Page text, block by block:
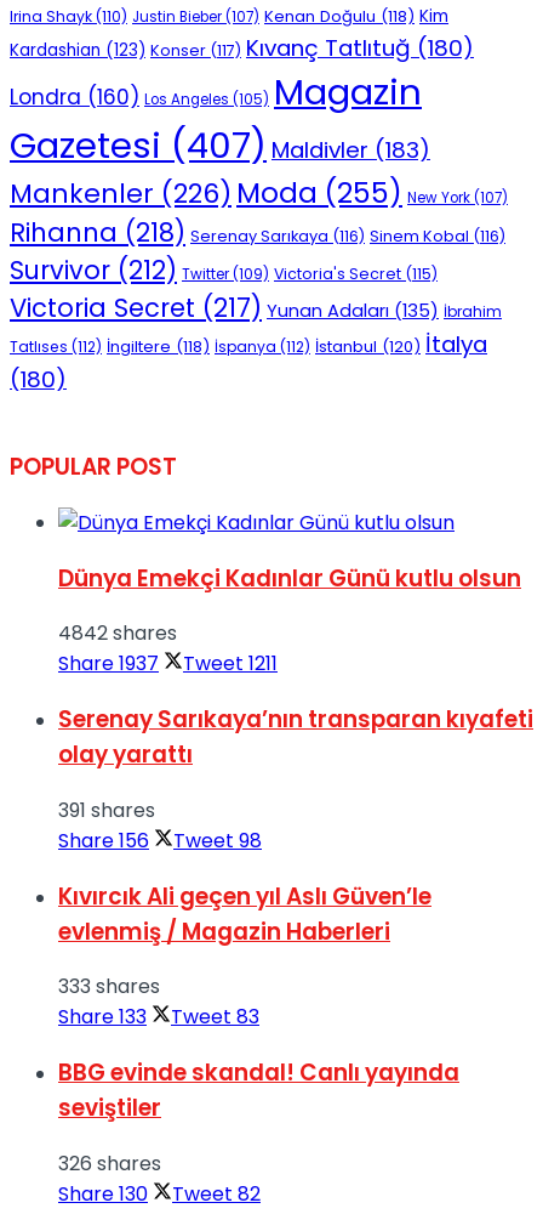
Irina Shayk(110) Justin Bieber(107) Kenan Doğulu (118) Kim
Kardashian (123) Konser (117) Kıvanç Tatlıtuğ (180)
Londra (160) Los Angeles (105) Magazin
Gazetesi (407) Maldivler (183)
Mankenler (226) Moda (255) New York(107)
Rihanna (218) Serenay Sarıkaya (116) Sinem Kobal (116)
Survivor (212) Twitter(109) Victoria's Secret (115)
Victoria Secret (217) Yunan Adaları (135) İbrahim
Tatlıses (112) İngiltere (118) İspanya (112) İstanbul (120) İtalya
(180)
POPULAR POST
Dünya Emekçi Kadınlar Günü kutlu olsun
4842 shares
Share1937 Tweet 1211
Serenay Sarıkaya’nın transparan kıyafeti
olay yarattı
391 shares
Share156 Tweet 98
Kıvırcık Ali geçen yıl Aslı Güven’le
evlenmiş / Magazin Haberleri
333 shares
Share133 Tweet 83
BBG evinde skandal! Canlı yayında
seviştiler
326 shares
Share130 Tweet 82